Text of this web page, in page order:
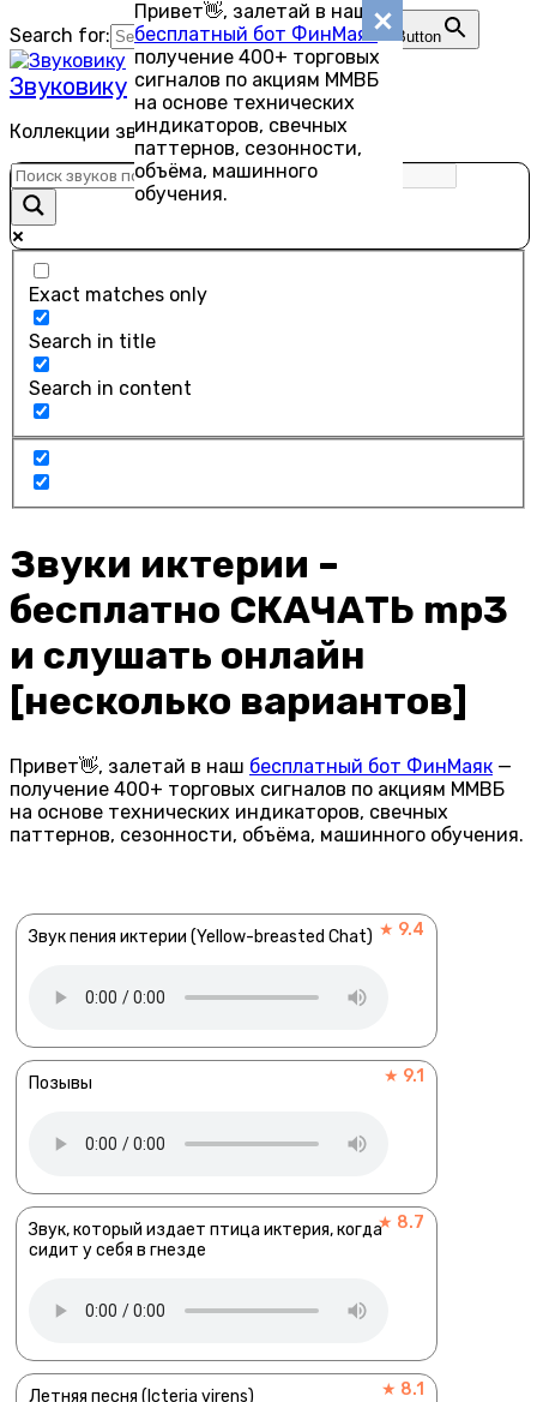
Привет👋, залетай в наш
бесплатный бот ФинМаяк—
получение 400+ торговых
сигналов по акциям ММВБ
на основе технических
индикаторов, свечных
паттернов, сезонности,
объёма, машинного
обучения.
к
содержанию
Search for: Search Button
Звуковику
Коллекции звуков для скачивания
Exact matches only
Search in title
Search in content
Звуки иктерии –
бесплатно СКАЧАТЬ mp3
и слушать онлайн
[несколько вариантов]
Привет👋, залетай в наш бесплатный бот ФинМаяк —
получение 400+ торговых сигналов по акциям ММВБ
на основе технических индикаторов, свечных
паттернов, сезонности, объёма, машинного обучения.
Звук пения иктерии (Yellow-breasted Chat) ★ 9.4
Позывы ★ 9.1
Звук, который издает птица иктерия, когда
сидит у себя в гнезде
★ 8.7
Летняя песня (Icteria virens) ★ 8.1